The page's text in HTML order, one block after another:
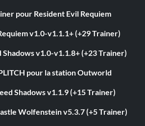
pour Resident Evil Requiem
v1.0-v1.1.1+ (+29 Trainer)
Shadows v1.0-v1.1.8+ (+23 Trainer)
pour la station Outworld
Shadows v1.1.9 (+15 Trainer)
Wolfenstein v5.3.7 (+5 Trainer)